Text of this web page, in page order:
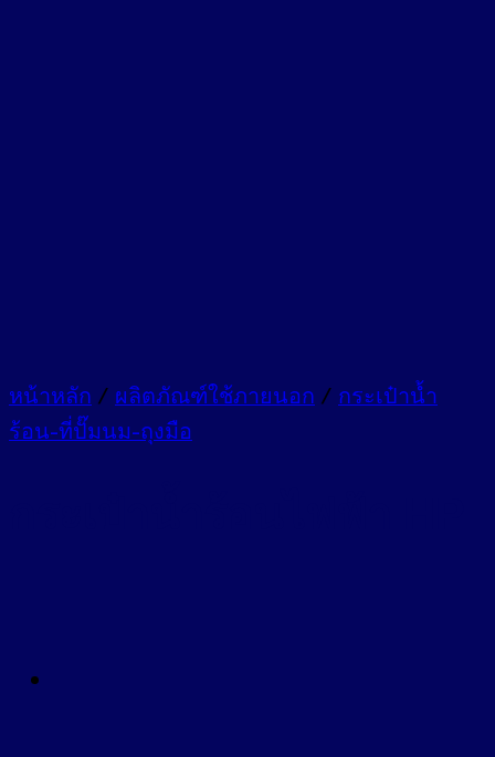
หน้าหลัก / ผลิตภัณฑ์ใช้ภายนอก / กระเป๋าน้ำ
ร้อน-ที่ปั๊มนม-ถุงมือ